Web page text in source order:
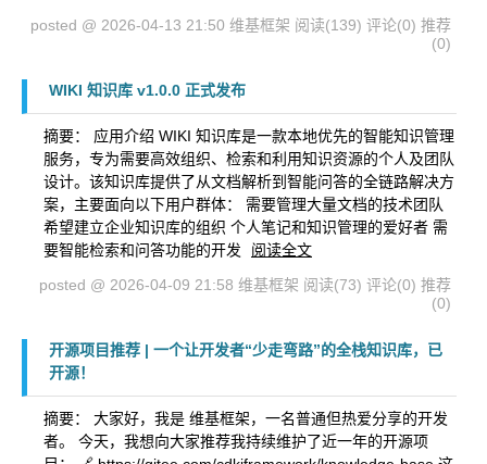
posted @ 2026-04-13 21:50 维基框架 阅读(139) 评论(0) 推荐
(0)
WIKI 知识库 v1.0.0 正式发布
摘要： 应用介绍 WIKI 知识库是一款本地优先的智能知识管理
服务，专为需要高效组织、检索和利用知识资源的个人及团队
设计。该知识库提供了从文档解析到智能问答的全链路解决方
案，主要面向以下用户群体： 需要管理大量文档的技术团队
希望建立企业知识库的组织 个人笔记和知识管理的爱好者 需
要智能检索和问答功能的开发
阅读全文
posted @ 2026-04-09 21:58 维基框架 阅读(73) 评论(0) 推荐
(0)
开源项目推荐 | 一个让开发者“少走弯路”的全栈知识库，已
开源！
摘要： 大家好，我是 维基框架，一名普通但热爱分享的开发
者。 今天，我想向大家推荐我持续维护了近一年的开源项